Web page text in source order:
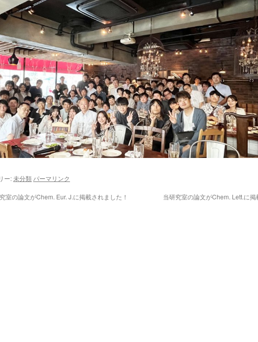
ー:未分類 パーマリンク
室の論文がChem. Eur. J.に掲載されました！ 当研究室の論文がChem. Lett.に掲